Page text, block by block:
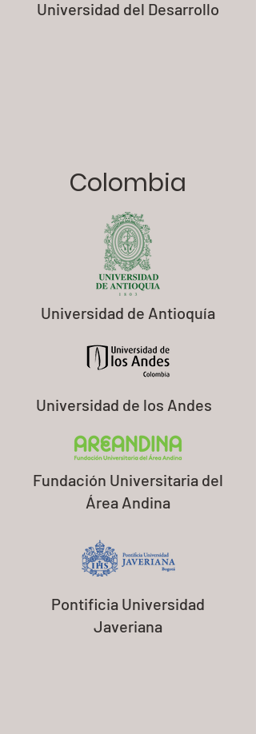
Universidad del Desarrollo
Colombia
Universidad de Antioquía
Universidad de los Andes
Fundación Universitaria del
Área Andina
Pontificia Universidad
Javeriana